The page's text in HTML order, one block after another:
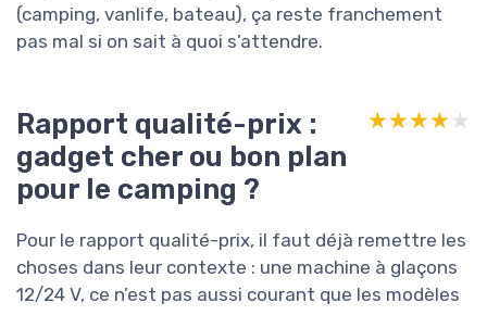
(camping, vanlife, bateau), ça reste franchement
pas mal si on sait à quoi s’attendre.
Rapport qualité-prix :
gadget cher ou bon plan
pour le camping ?
★★★★★
★★★★★
Pour le rapport qualité-prix, il faut déjà remettre les
choses dans leur contexte : une machine à glaçons
12/24 V, ce n’est pas aussi courant que les modèles